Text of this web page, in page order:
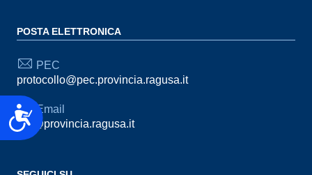
Accessibilità
POSTA ELETTRONICA
PEC
protocollo@pec.provincia.ragusa.it
Email
urp@provincia.ragusa.it